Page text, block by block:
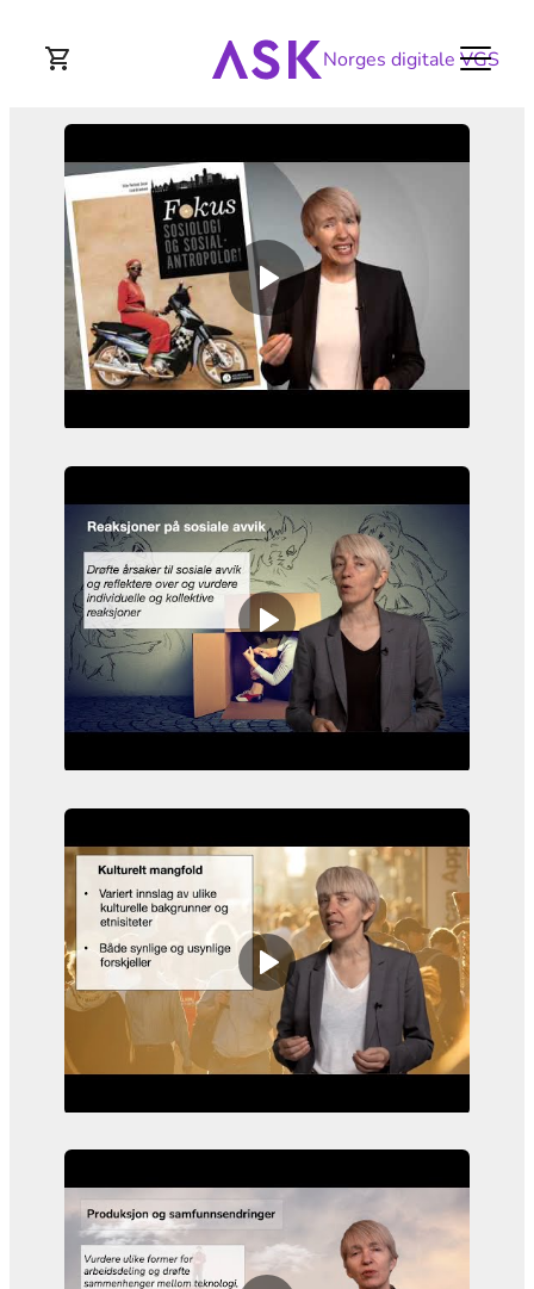
Norges digitale VGS